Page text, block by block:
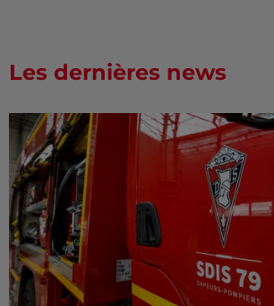
Les dernières news